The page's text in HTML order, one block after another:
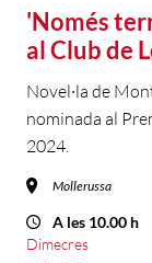
'Només
al Club de
Novel·la de
nominada al
2024.
Mollerussa
A les 10.00 h
Dimecres